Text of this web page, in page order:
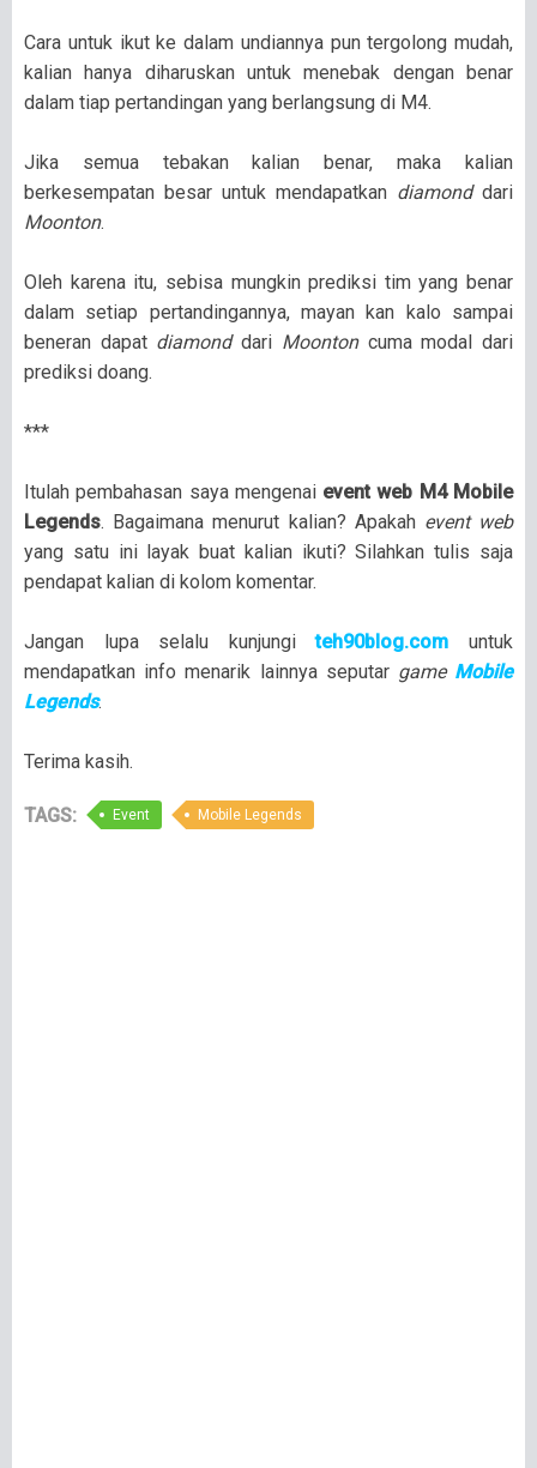
Cara untuk ikut ke dalam undiannya pun tergolong mudah,
kalian hanya diharuskan untuk menebak dengan benar
dalam tiap pertandingan yang berlangsung di M4.
Jika semua tebakan kalian benar, maka kalian
berkesempatan besar untuk mendapatkan diamond dari
Moonton.
Oleh karena itu, sebisa mungkin prediksi tim yang benar
dalam setiap pertandingannya, mayan kan kalo sampai
beneran dapat diamonddari Moontoncuma modal dari
prediksi doang.
***
Itulah pembahasan saya mengenai event web M4 Mobile
Legends. Bagaimana menurut kalian? Apakah event web
yang satu ini layak buat kalian ikuti? Silahkan tulis saja
pendapat kalian di kolom komentar.
Jangan lupa selalu kunjungiteh90blog.com untuk
mendapatkan info menarik lainnya seputar game Mobile
Legends.
Terima kasih.
TAGS: Event Mobile Legends